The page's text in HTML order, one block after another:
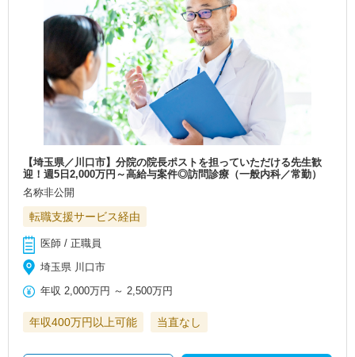
【埼玉県／川口市】分院の院長ポストを担っていただける先生歓
迎！週5日2,000万円～高給与案件◎訪問診療（一般内科／常勤）
名称非公開
転職支援サービス経由
医師 / 正職員
埼玉県 川口市
年収 2,000万円 ～2,500万円
年収400万円以上可能 当直なし